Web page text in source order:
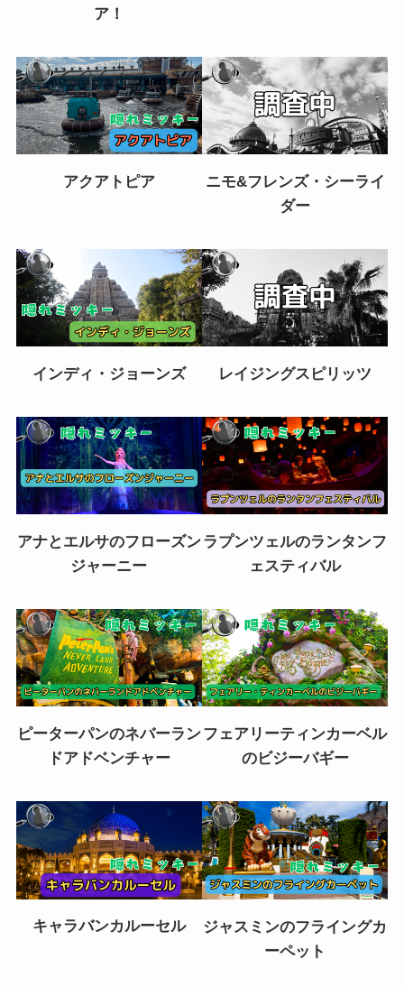
ア！
アクアトピア
ニモ&フレンズ・シーライ
ダー
インディ・ジョーンズ レイジングスピリッツ
アナとエルサのフローズン
ジャーニー
ラプンツェルのランタンフ
ェスティバル
ピーターパンのネバーラン
ドアドベンチャー
フェアリーティンカーベル
のビジーバギー
キャラバンカルーセル
ジャスミンのフライングカ
ーペット